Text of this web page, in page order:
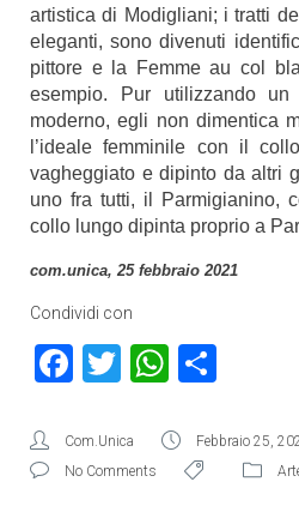
artistica di Modigliani; i tratti
eleganti, sono divenuti
pittore e la Femme au col
esempio. Pur utilizzando un
moderno, egli non dimentica
l’ideale femminile con il
vagheggiato e dipinto da altri
uno fra tutti, il Parmigianino,
collo lungo dipinta proprio a
com.unica, 25 febbraio 2021
Condividi con
Facebook
Twitter
Com.Unica Febbraio 25,
No Comments